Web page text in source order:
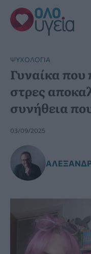
Μετάβαση
στο
περιεχόμενο
ΨΥΧΟΛΟΓΊΑ
Γυναίκα που
στρες
συνήθεια
03/09/2025